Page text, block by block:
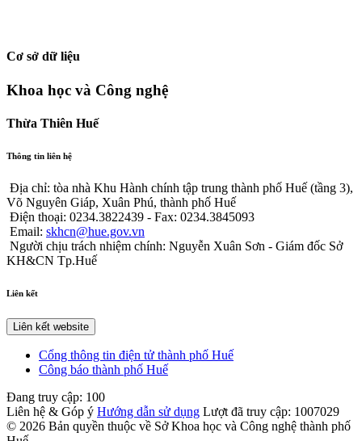
Cơ sở dữ liệu
Khoa học và Công nghệ
Thừa Thiên Huế
Thông tin liên hệ
Địa chỉ: tòa nhà Khu Hành chính tập trung thành phố Huế (tầng 3),
Võ Nguyên Giáp, Xuân Phú, thành phố Huế
Điện thoại: 0234.3822439 - Fax: 0234.3845093
Email: skhcn@hue.gov.vn
Người chịu trách nhiệm chính: Nguyễn Xuân Sơn - Giám đốc Sở
KH&CN Tp.Huế
Liên kết
Liên kết website
Cổng thông tin điện tử thành phố Huế
Công báo thành phố Huế
Đang truy cập: 100
Liên hệ & Góp ý Hướng dẫn sử dụng Lượt đã truy cập: 1007029
© 2026 Bản quyền thuộc về Sở Khoa học và Công nghệ thành phố